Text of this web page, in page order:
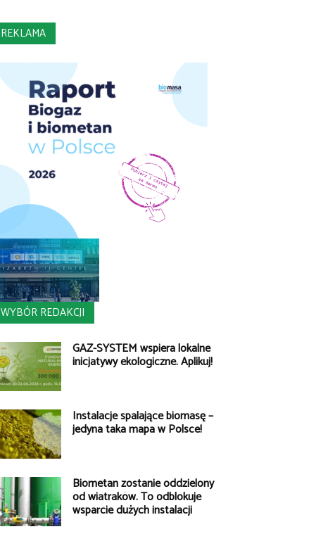
REKLAMA
WYBÓR REDAKCJI
GAZ-SYSTEM wspiera lokalne
inicjatywy ekologiczne. Aplikuj!
Instalacje spalające biomasę –
jedyna taka mapa w Polsce!
Biometan zostanie oddzielony
od wiatraków. To odblokuje
wsparcie dużych instalacji